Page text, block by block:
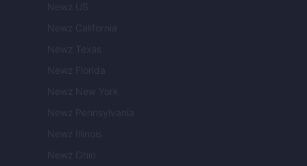
Newz US
Newz California
Newz Texas
Newz Florida
Newz New York
Newz Pennsylvania
Newz Illinois
Newz Ohio